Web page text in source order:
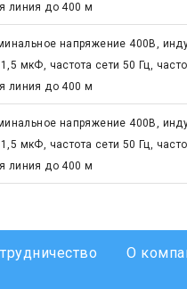
линия до 400 м
напряжение 400В,
мкФ, частота сети 50 Гц,
линия до 400 м
напряжение 400В,
мкФ, частота сети 50 Гц,
линия до 400 м
О